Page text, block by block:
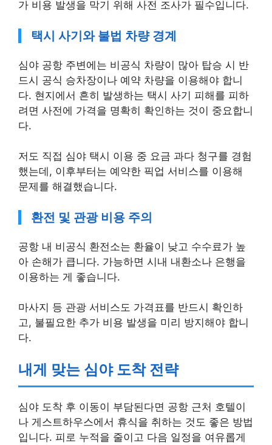
가 비용 발생을 막기 위해 사전 조사가 필수입니다.
택시 사기와 불법 차량 경계
심야 공항 주변에는 비공식 차량이 많아 탑승 시 반
드시 공식 승차장이나 예약 차량을 이용해야 합니
다. 현지에서 흔히 발생하는 택시 사기 피해를 피하
려면 사전에 가격을 명확히 확인하는 것이 중요합니
다.
저도 직접 심야 택시 이용 중 요금 과다 청구를 경험
했는데, 이후부터는 예약한 픽업 서비스를 이용해
문제를 해결했습니다.
환전 및 관광 비용 주의
공항 내 비공식 환전소는 환율이 낮고 수수료가 높
아 손해가 큽니다. 가능하면 시내 내환소나 은행을
이용하는 게 좋습니다.
마사지 등 관광 서비스도 가격표를 반드시 확인하
고, 불필요한 추가 비용 발생을 미리 방지해야 합니
다.
내게 맞는 심야 도착 전략
심야 도착 후 이동이 부담된다면 공항 근처 호텔이
나 게스트하우스에서 휴식을 취하는 것도 좋은 방법
입니다. 피로 누적을 줄이고 다음 일정을 여유롭게